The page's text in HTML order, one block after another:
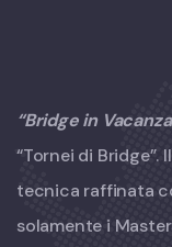
“Bridge in
“Tornei di Bridge”.
tecnica raffinata
solamente i